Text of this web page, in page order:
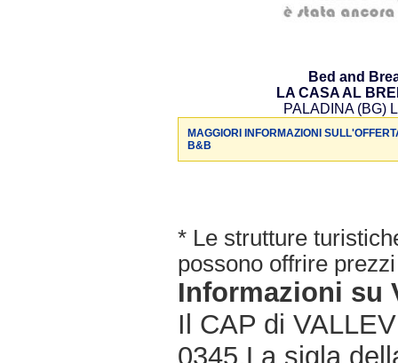
Bed and
LA CASA AL
PALADINA (BG)
MAGGIORI INFORMAZIONI
B&B
* Le strutture
possono offrire
Informazioni su
Il CAP di
0345.La sigla